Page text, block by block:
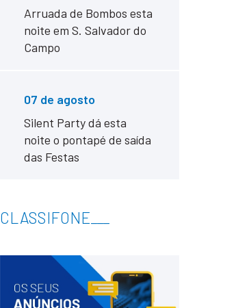
Arruada de Bombos esta
noite em S. Salvador do
Campo
07 de agosto
Silent Party dá esta
noite o pontapé de saída
das Festas
CLASSIFONE